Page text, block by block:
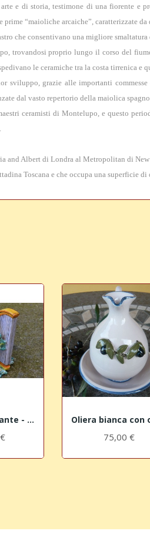
e di storia, testimone di una fiorente e
“maioliche arcaiche”, caratterizzate
che consentivano una migliore
trovandosi proprio lungo il corso del
le ceramiche tra la costa tirrenica e
grazie alle importanti
dal vasto repertorio della maiolica
ceramisti di Montelupo, e questo
and Albert di Londra al Metropolitan di New
Toscana e che occupa una superficie di
La rana musicante - l'arpa
75,00 €